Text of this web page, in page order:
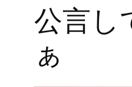
公言し
ぁ